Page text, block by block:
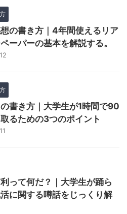
の書き方｜4年間使えるリア
ーパーの基本を解説する。
書き方｜大学生が1時間で90
るための3つのポイント
って何だ？｜大学生が踊ら
に関する噂話をじっくり解